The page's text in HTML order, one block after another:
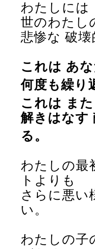
わたしには
世のわたし
悲惨な 破
これは あ
何度も繰り
これは ま
解きはなす
る。
わたしの最
トよりも
さらに悪い
い。
わたしの子